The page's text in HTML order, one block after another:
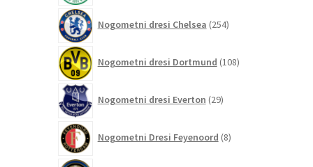
Nogometni dresi Chelsea 254izdelkov
Nogometni dresi Dortmund 108izdelkov
Nogometni dresi Everton 29izdelkov
Nogometni Dresi Feyenoord 8izdelkov